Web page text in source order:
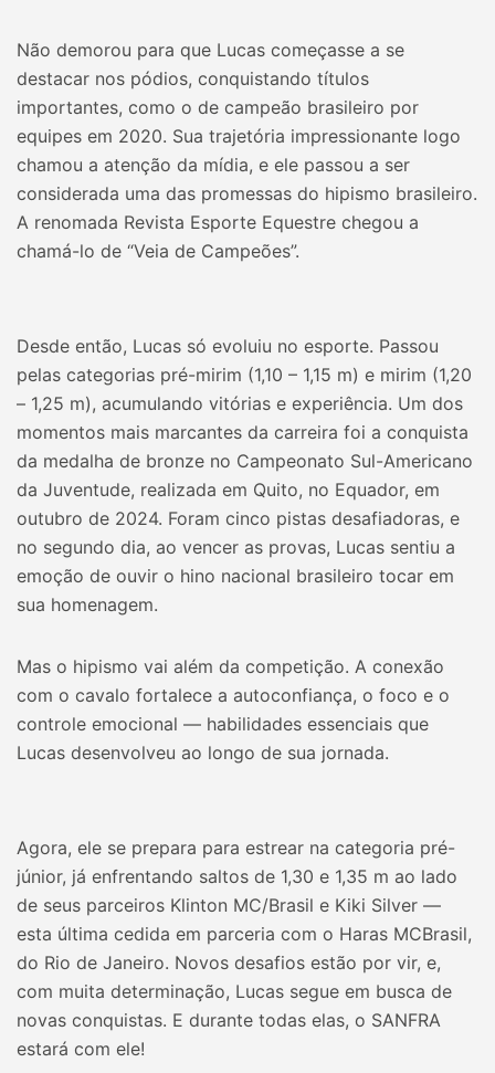
Não demorou para que Lucas começasse a se
destacar nos pódios, conquistando títulos
importantes, como o de campeão brasileiro por
equipes em 2020. Sua trajetória impressionante logo
chamou a atenção da mídia, e ele passou a ser
considerada uma das promessas do hipismo brasileiro.
A renomada Revista Esporte Equestre chegou a
chamá-lo de “Veia de Campeões”.
Desde então, Lucas só evoluiu no esporte. Passou
pelas categorias pré-mirim (1,10 – 1,15 m) e mirim (1,20
– 1,25 m), acumulando vitórias e experiência. Um dos
momentos mais marcantes da carreira foi a conquista
da medalha de bronze no Campeonato Sul-Americano
da Juventude, realizada em Quito, no Equador, em
outubro de 2024. Foram cinco pistas desafiadoras, e
no segundo dia, ao vencer as provas, Lucas sentiu a
emoção de ouvir o hino nacional brasileiro tocar em
sua homenagem.
Mas o hipismo vai além da competição. A conexão
com o cavalo fortalece a autoconfiança, o foco e o
controle emocional — habilidades essenciais que
Lucas desenvolveu ao longo de sua jornada.
Agora, ele se prepara para estrear na categoria pré-
júnior, já enfrentando saltos de 1,30 e 1,35 m ao lado
de seus parceiros Klinton MC/Brasil e Kiki Silver —
esta última cedida em parceria com o Haras MCBrasil,
do Rio de Janeiro. Novos desafios estão por vir, e,
com muita determinação, Lucas segue em busca de
novas conquistas. E durante todas elas, o SANFRA
estará com ele!